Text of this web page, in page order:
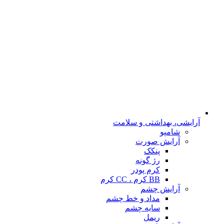
آرایشی، بهداشتی و سلامت
شامپو
آرایش صورت
پنکک
رژ گونه
کرم پودر
BB کرم ، CC کرم
آرایش چشم
مداد و خط چشم
سایه چشم
ریمل